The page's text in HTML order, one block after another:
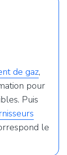
de gaz,
pour
Puis
le